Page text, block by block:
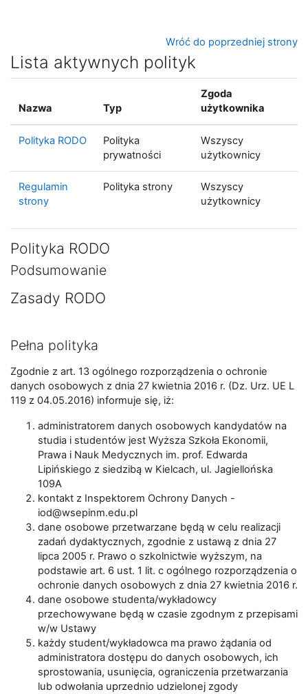
Wróć do poprzedniej strony
Lista aktywnych polityk
Nazwa Typ
Zgoda
użytkownika
Polityka RODO
Polityka
prywatności
Wszyscy
użytkownicy
Regulamin
strony
Polityka strony
Wszyscy
użytkownicy
Polityka RODO
Podsumowanie
Zasady RODO
Pełna polityka
Zgodnie z art. 13 ogólnego rozporządzenia o ochronie
danych osobowych z dnia 27 kwietnia 2016 r. (Dz. Urz. UE L
119 z 04.05.2016) informuje się, iż:
administratorem danych osobowych kandydatów na
studia i studentów jest Wyższa Szkoła Ekonomii,
Prawa i Nauk Medycznych im. prof. Edwarda
Lipińskiego z siedzibą w Kielcach, ul. Jagiellońska
109A
kontakt z Inspektorem Ochrony Danych -
iod@wsepinm.edu.pl
dane osobowe przetwarzane będą w celu realizacji
zadań dydaktycznych, zgodnie z ustawą z dnia 27
lipca 2005 r. Prawo o szkolnictwie wyższym, na
podstawie art. 6 ust. 1 lit. c ogólnego rozporządzenia o
ochronie danych osobowych z dnia 27 kwietnia 2016 r.
dane osobowe studenta/wykładowcy
przechowywane będą w czasie zgodnym z przepisami
w/w Ustawy
każdy student/wykładowca ma prawo żądania od
administratora dostępu do danych osobowych, ich
sprostowania, usunięcia, ograniczenia przetwarzania
lub odwołania uprzednio udzielonej zgody